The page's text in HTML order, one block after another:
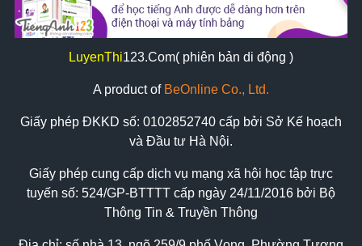
LuyenThi123.Com( phiên bản di động )
A product of BeOnline Co., Ltd.
Giấy phép ĐKKD số: 0102852740 cấp bởi Sở Kế hoạch
và Đầu tư Hà Nội.
Giấy phép cung cấp dịch vụ mạng xã hội học tập trực
tuyến số: 524/GP-BTTTT cấp ngày 24/11/2016 bởi Bộ
Thông Tin & Truyền Thông